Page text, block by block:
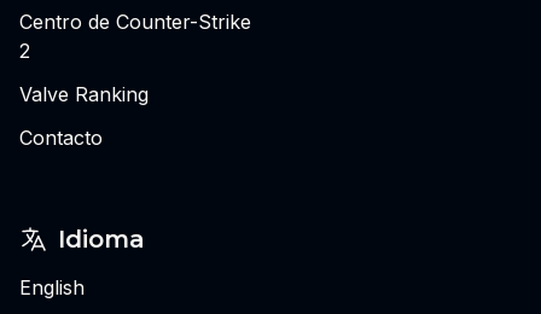
Centro de Counter-Strike
2
Valve Ranking
Contacto
Idioma
English